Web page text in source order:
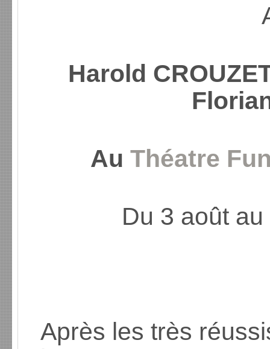
Harold
AuThéatre
Du 3 août
Après les très